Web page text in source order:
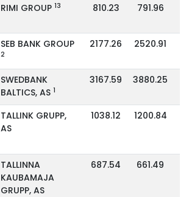
RIMI GROUP 13 810.23 791.96
SEB BANK GROUP
2
2177.26 2520.91
SWEDBANK
BALTICS, AS 1
3167.59 3880.25
TALLINK GRUPP,
AS
1038.12 1200.84
TALLINNA
KAUBAMAJA
GRUPP, AS
687.54 661.49